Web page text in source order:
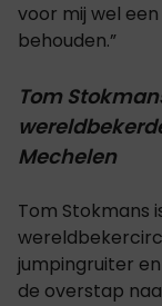
voor mij wel
behouden.”
Tom
Mechelen
Tom Stokmans
jumpingruiter
de overstap